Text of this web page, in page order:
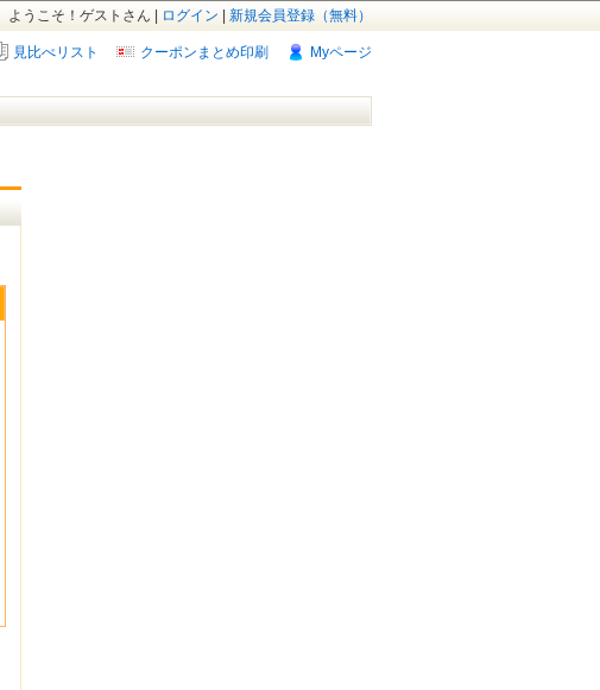
新規会員登録（無料）
ログイン
ようこそ！ゲストさん |
Myページ
クーポンまとめ印刷
見比べリスト